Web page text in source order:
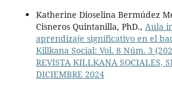
Katherine Dioselina Bermúdez
Cisneros Quintanilla, PhD., Aula
aprendizaje significativo en el
Killkana Social: Vol. 8 Núm. 3
REVISTA KILLKANA SOCIALES,
DICIEMBRE 2024